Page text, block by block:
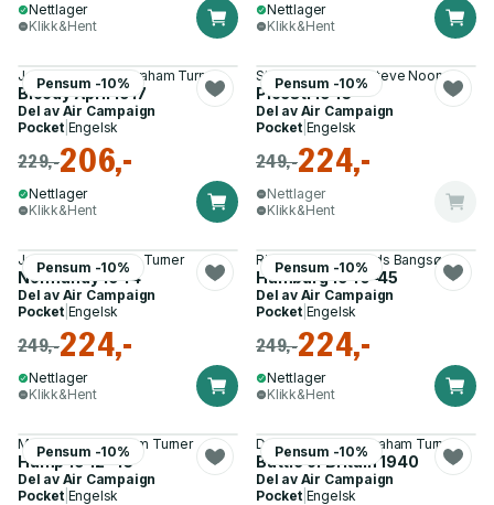
Nettlager
Klikk&Hent
Nettlager
Klikk&Hent
Pensum -10%
James S. Corum, Graham Turner
Bloody April 1917
Del av Air Campaign
Pocket| Engelsk
229,-206,-
Nettlager
Klikk&Hent
Pensum -10%
Steven J. Zaloga, Steve Noon
Ploesti 1943
Del av Air Campaign
Pocket| Engelsk
249,-224,-
Nettlager
Klikk&Hent
Pensum -10%
Julian Hale, Graham Turner
Normandy 1944
Del av Air Campaign
Pocket| Engelsk
249,-224,-
Nettlager
Klikk&Hent
Pensum -10%
Richard Worrall, Mads Bangsø
Hamburg 1940–45
Del av Air Campaign
Pocket| Engelsk
249,-224,-
Nettlager
Klikk&Hent
Pensum -10%
Mark Lardas, Graham Turner
Hump 1942–45
Del av Air Campaign
Pocket| Engelsk
Pensum -10%
Douglas C. Dildy, Graham Turner
Battle of Britain 1940
Del av Air Campaign
Pocket| Engelsk